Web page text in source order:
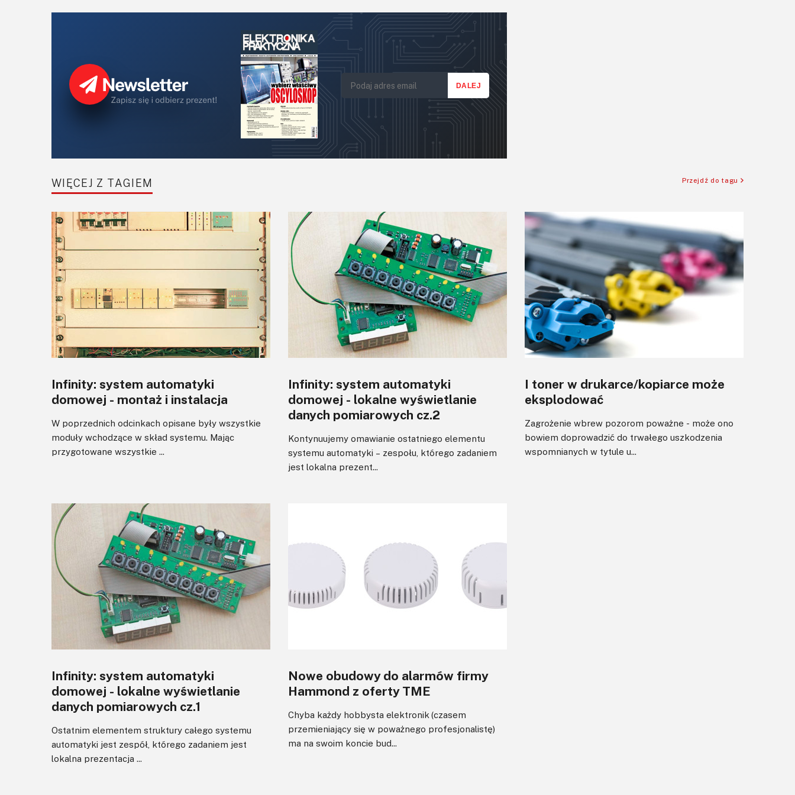
WIĘCEJ Z TAGIEM Przejdź do tagu
Infinity: system automatyki
domowej - montaż i instalacja
W poprzednich odcinkach opisane były wszystkie
moduły wchodzące w skład systemu. Mając
przygotowane wszystkie ...
Infinity: system automatyki
domowej - lokalne wyświetlanie
danych pomiarowych cz.2
Kontynuujemy omawianie ostatniego elementu
systemu automatyki – zespołu, którego zadaniem
jest lokalna prezent...
I toner w drukarce/kopiarce może
eksplodować
Zagrożenie wbrew pozorom poważne - może ono
bowiem doprowadzić do trwałego uszkodzenia
wspomnianych w tytule u...
Infinity: system automatyki
domowej - lokalne wyświetlanie
danych pomiarowych cz.1
Ostatnim elementem struktury całego systemu
automatyki jest zespół, którego zadaniem jest
lokalna prezentacja ...
Nowe obudowy do alarmów firmy
Hammond z oferty TME
Chyba każdy hobbysta elektronik (czasem
przemieniający się w poważnego profesjonalistę)
ma na swoim koncie bud...